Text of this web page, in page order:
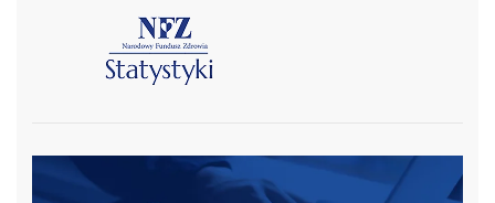
czytaj więcej